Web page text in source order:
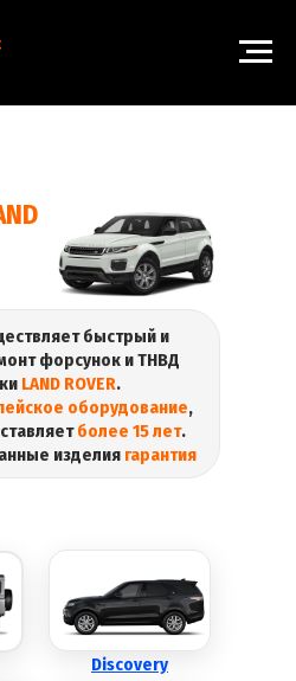
быстрый и
форсунок и ТНВД
LAND ROVER.
оборудование,
более 15 лет.
изделия гарантия
Discovery